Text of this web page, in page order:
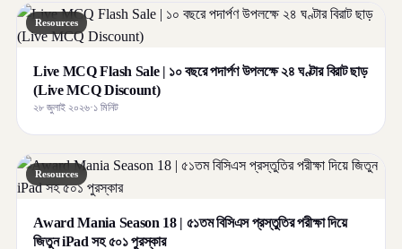
Resources
Live MCQ Flash Sale | ১০ বছরে পদার্পণ উপলক্ষে ২৪ ঘণ্টার বিরাট ছাড়
(Live MCQ Discount)
২৮ জুলাই ২০২৬·১ মিনিট
Resources
Award Mania Season 18 | ৫১তম বিসিএস প্রস্তুতির পরীক্ষা দিয়ে
জিতুন iPad সহ ৫০১ পুরস্কার